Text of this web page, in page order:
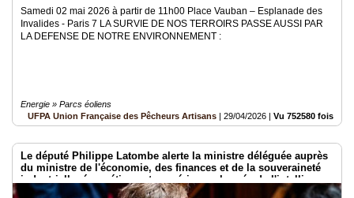
Samedi 02 mai 2026 à partir de 11h00 Place Vauban – Esplanade des
Invalides - Paris 7 LA SURVIE DE NOS TERROIRS PASSE AUSSI PAR
LA DEFENSE DE NOTRE ENVIRONNEMENT :
Energie » Parcs éoliens
UFPA Union Française des Pêcheurs Artisans | 29/04/2026 | Vu 752580 fois
Le député Philippe Latombe alerte la ministre déléguée auprès
du ministre de l'économie, des finances et de la souveraineté
industrielle, énergétique et numérique, chargée de l'intelligence
artificielle et du numérique